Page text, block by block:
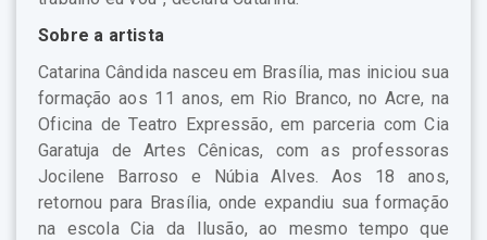
Sobre a artista
Catarina Cândida nasceu em Brasília, mas iniciou sua
formação aos 11 anos, em Rio Branco, no Acre, na
Oficina de Teatro Expressão, em parceria com Cia
Garatuja de Artes Cênicas, com as professoras
Jocilene Barroso e Núbia Alves. Aos 18 anos,
retornou para Brasília, onde expandiu sua formação
na escola Cia da Ilusão, ao mesmo tempo que